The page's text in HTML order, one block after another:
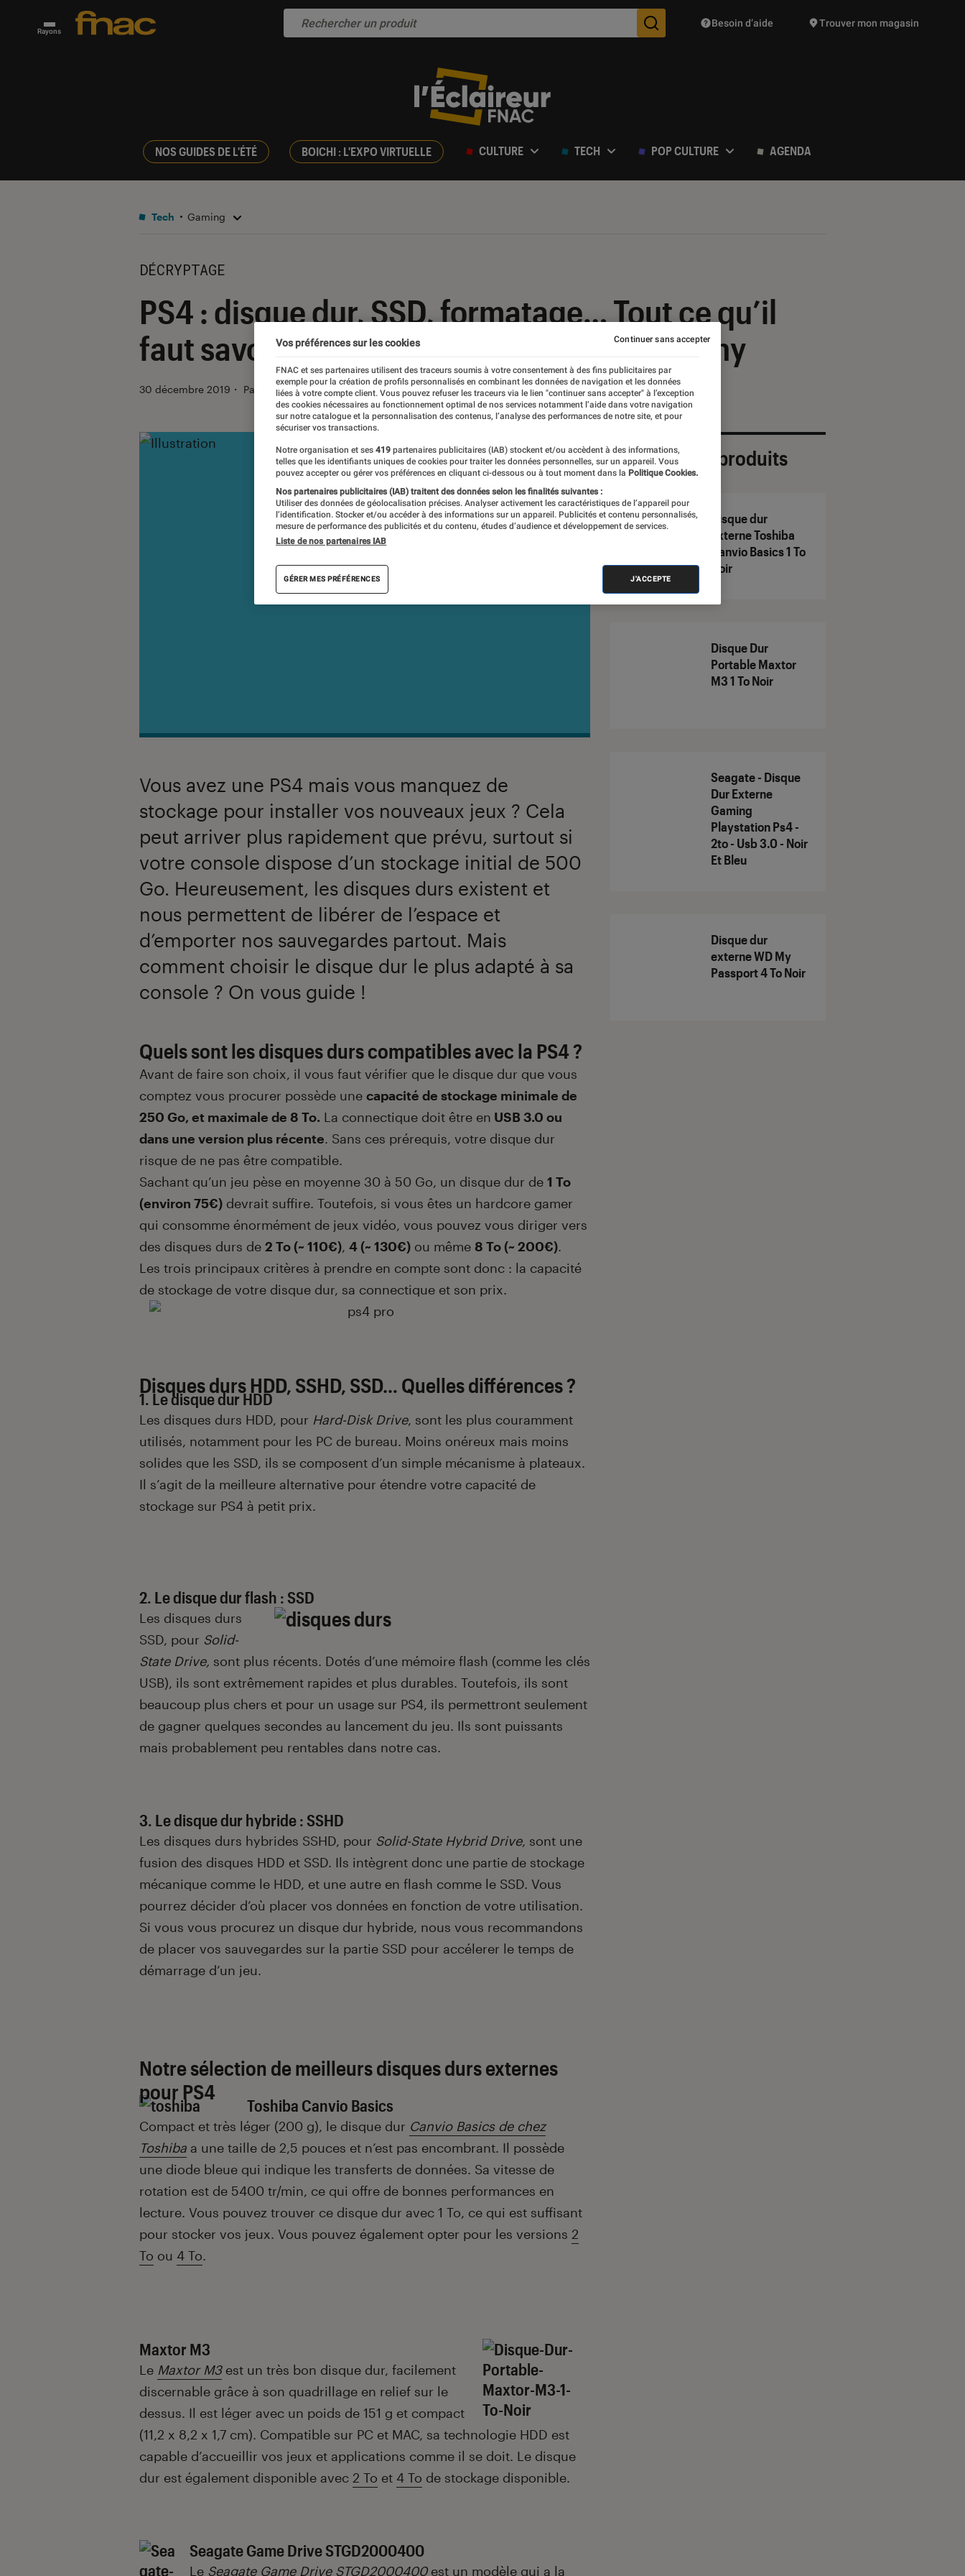
Rayons Des suggestions de produits vont vous être proposées
Besoin d’aide Trouver mon magasin
NOS GUIDES DE L'ÉTÉ BOICHI : L'EXPO VIRTUELLE CULTURE TECH POP CULTURE AGENDA
Tech Gaming
DÉCRYPTAGE
PS4 : disque dur, SSD, formatage… Tout ce qu’il
faut savoir sur la mémoire de la console Sony
30 décembre 2019 ・ Par Eva Trabelsi
Vous avez une PS4 mais vous manquez de
stockage pour installer vos nouveaux jeux ? Cela
peut arriver plus rapidement que prévu, surtout si
votre console dispose d’un stockage initial de 500
Go. Heureusement, les disques durs existent et
nous permettent de libérer de l’espace et
d’emporter nos sauvegardes partout. Mais
comment choisir le disque dur le plus adapté à sa
console ? On vous guide !
Quels sont les disques durs compatibles avec la PS4 ?
Avant de faire son choix, il vous faut vérifier que le disque dur que vous
comptez vous procurer possède une capacité de stockage minimale de
250 Go, et maximale de 8 To. La connectique doit être en USB 3.0 ou
dans une version plus récente. Sans ces prérequis, votre disque dur
risque de ne pas être compatible.
Sachant qu’un jeu pèse en moyenne 30 à 50 Go, un disque dur de 1 To
(environ 75€) devrait suffire. Toutefois, si vous êtes un hardcore gamer
qui consomme énormément de jeux vidéo, vous pouvez vous diriger vers
des disques durs de 2 To (~ 110€), 4 (~ 130€) ou même 8 To (~ 200€).
Les trois principaux critères à prendre en compte sont donc : la capacité
de stockage de votre disque dur, sa connectique et son prix.
Disques durs HDD, SSHD, SSD… Quelles différences ?
1. Le disque dur HDD
Les disques durs HDD, pour Hard-Disk Drive, sont les plus couramment
utilisés, notamment pour les PC de bureau. Moins onéreux mais moins
solides que les SSD, ils se composent d’un simple mécanisme à plateaux.
Il s’agit de la meilleure alternative pour étendre votre capacité de
stockage sur PS4 à petit prix.
2. Le disque dur flash : SSD
Les disques durs
SSD, pour Solid-
State Drive, sont plus récents. Dotés d’une mémoire flash (comme les clés
USB), ils sont extrêmement rapides et plus durables. Toutefois, ils sont
beaucoup plus chers et pour un usage sur PS4, ils permettront seulement
de gagner quelques secondes au lancement du jeu. Ils sont puissants
mais probablement peu rentables dans notre cas.
3. Le disque dur hybride : SSHD
Les disques durs hybrides SSHD, pour Solid-State Hybrid Drive, sont une
fusion des disques HDD et SSD. Ils intègrent donc une partie de stockage
mécanique comme le HDD, et une autre en flash comme le SSD. Vous
pourrez décider d’où placer vos données en fonction de votre utilisation.
Si vous vous procurez un disque dur hybride, nous vous recommandons
de placer vos sauvegardes sur la partie SSD pour accélerer le temps de
démarrage d’un jeu.
Notre sélection de meilleurs disques durs externes
pour PS4
Toshiba Canvio Basics
Compact et très léger (200 g), le disque dur Canvio Basics de chez
Toshiba a une taille de 2,5 pouces et n’est pas encombrant. Il possède
une diode bleue qui indique les transferts de données. Sa vitesse de
rotation est de 5400 tr/min, ce qui offre de bonnes performances en
lecture. Vous pouvez trouver ce disque dur avec 1 To, ce qui est suffisant
pour stocker vos jeux. Vous pouvez également opter pour les versions 2
To ou 4 To.
Maxtor M3
Le Maxtor M3est un très bon disque dur, facilement
discernable grâce à son quadrillage en relief sur le
dessus. Il est léger avec un poids de 151 g et compact
(11,2 x 8,2 x 1,7 cm). Compatible sur PC et MAC, sa technologie HDD est
capable d’accueillir vos jeux et applications comme il se doit. Le disque
dur est également disponible avec 2 To et 4 To de stockage disponible.
Seagate Game Drive STGD2000400
Le Seagate Game Drive STGD2000400est un modèle qui a la
Sélection de produits
Disque dur
externe Toshiba
Canvio Basics 1 To
Noir
Disque Dur
Portable Maxtor
M3 1 To Noir
Seagate - Disque
Dur Externe
Gaming
Playstation Ps4 -
2to - Usb 3.0 - Noir
Et Bleu
Disque dur
externe WD My
Passport 4 To Noir
Vos préférences sur les cookies
FNAC et ses partenaires utilisent des traceurs soumis à votre consentement à des fins publicitaires par
exemple pour la création de profils personnalisés en combinant les données de navigation et les données
liées à votre compte client. Vous pouvez refuser les traceurs via le lien "continuer sans accepter" à l’exception
des cookies nécessaires au fonctionnement optimal de nos services notamment l’aide dans votre navigation
sur notre catalogue et la personnalisation des contenus, l’analyse des performances de notre site, et pour
sécuriser vos transactions.
Notre organisation et ses 419 partenaires publicitaires (IAB) stockent et/ou accèdent à des informations,
telles que les identifiants uniques de cookies pour traiter les données personnelles, sur un appareil. Vous
pouvez accepter ou gérer vos préférences en cliquant ci-dessous ou à tout moment dans la Politique Cookies.
Nos partenaires publicitaires (IAB) traitent des données selon les finalités suivantes :
Utiliser des données de géolocalisation précises. Analyser activement les caractéristiques de l’appareil pour
l’identification. Stocker et/ou accéder à des informations sur un appareil. Publicités et contenu personnalisés,
mesure de performance des publicités et du contenu, études d’audience et développement de services.
Liste de nos partenaires IAB
GÉRER MES PRÉFÉRENCES J'ACCEPTE
Continuer sans accepter